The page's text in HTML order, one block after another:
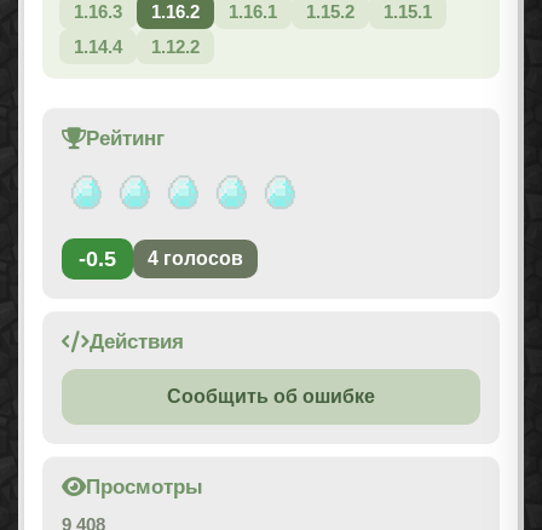
1.16.3
1.16.2 1.16.1 1.15.2
1.15.1
1.14.4
1.12.2
Рейтинг
-0.5 4 голосов
Действия
Сообщить об ошибке
Просмотры
9 408